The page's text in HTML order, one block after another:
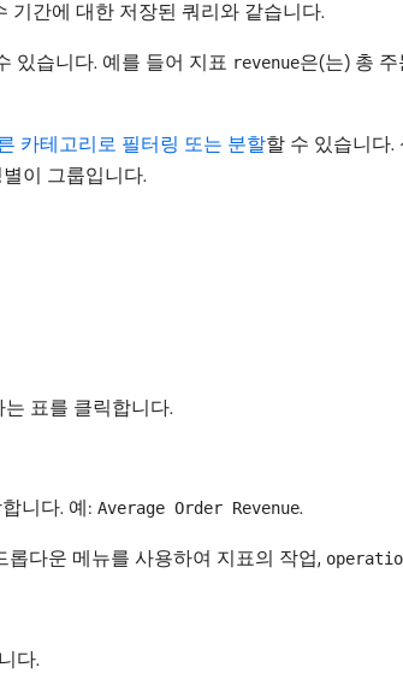
기간에 대한 저장된 쿼리와 같습니다.
있습니다. 예를 들어 지표 revenue은(는) 총
카테고리로 필터링 또는 분할할 수 있습니다.
이 그룹입니다.
표를 클릭합니다.
니다. 예: Average Order Revenue.
다운 메뉴를 사용하여 지표의 작업,
다.